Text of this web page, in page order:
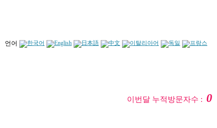
언어
이번달 누적방문자수 :0